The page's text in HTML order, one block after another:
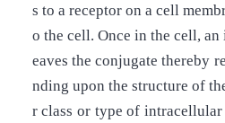
s to a receptor on a cell
o the cell. Once in the cell,
eaves the conjugate thereby
nding upon the structure of
r class or type of intracellular